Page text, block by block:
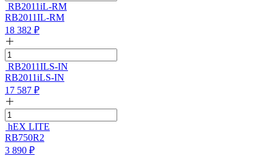
RB2011iL-RM
RB2011IL-RM
18 382 ₽
RB2011ILS-IN
RB2011iLS-IN
17 587 ₽
hEX LITE
RB750R2
3 890 ₽